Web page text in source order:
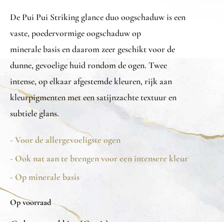
De Pui Pui Striking glance duo oogschaduw is een
vaste, poedervormige oogschaduw op
minerale basis en daarom zeer geschikt voor de
dunne, gevoelige huid rondom de ogen. Twee
intense, op elkaar afgestemde kleuren, rijk aan
kleurpigmenten met een satijnzachte textuur en
subtiele glans.
- Voor de allergevoeligste ogen
- Ook nat aan te brengen voor een intensere kleur
- Op minerale basis
Op voorraad